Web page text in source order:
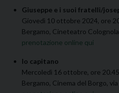
Giuseppe e i suoi fratelli/
Giovedì 10 ottobre 2024, ore
Bergamo, Cineteatro
prenotazione online qui
Io capitano
Mercoledì 16 ottobre, ore 20.45
Bergamo, Cinema del Borgo,